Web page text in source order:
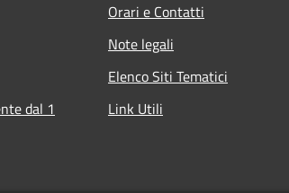
dal 1
Orari e Contatti
Note legali
Elenco Siti Tematici
Link Utili